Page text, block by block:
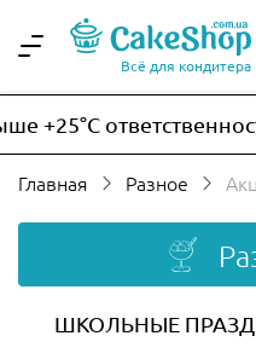
Всё для кондитера
ответственность за
Главная Разное
ШКОЛЬНЫЕ